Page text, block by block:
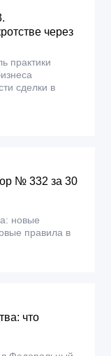
через
практики
сделки в
№ 332 за 30
новые
правила в
что